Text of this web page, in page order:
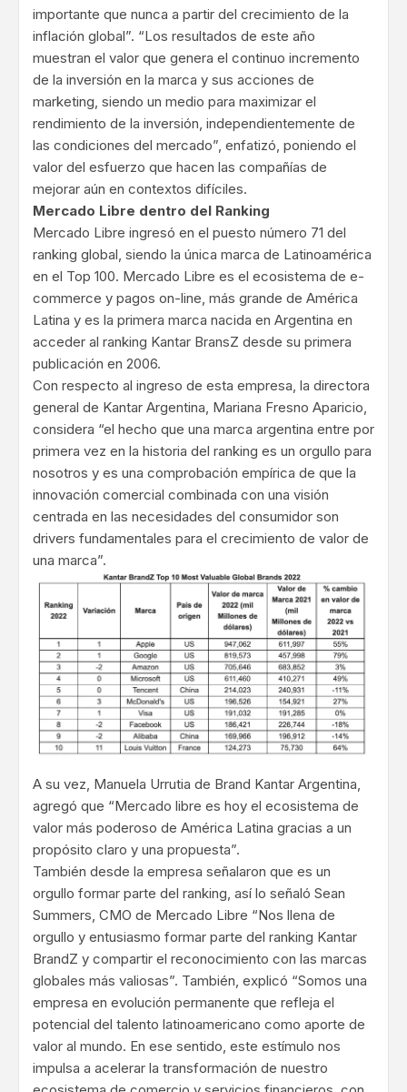
importante que nunca a partir del crecimiento de la
inflación global”. “Los resultados de este año
muestran el valor que genera el continuo incremento
de la inversión en la marca y sus acciones de
marketing, siendo un medio para maximizar el
rendimiento de la inversión, independientemente de
las condiciones del mercado”, enfatizó, poniendo el
valor del esfuerzo que hacen las compañías de
mejorar aún en contextos difíciles.
Mercado Libre dentro del Ranking
Mercado Libre ingresó en el puesto número 71 del
ranking global, siendo la única marca de Latinoamérica
en el Top 100. Mercado Libre es el ecosistema de e-
commerce y pagos on-line, más grande de América
Latina y es la primera marca nacida en Argentina en
acceder al ranking Kantar BransZ desde su primera
publicación en 2006.
Con respecto al ingreso de esta empresa, la directora
general de Kantar Argentina, Mariana Fresno Aparicio,
considera “el hecho que una marca argentina entre por
primera vez en la historia del ranking es un orgullo para
nosotros y es una comprobación empírica de que la
innovación comercial combinada con una visión
centrada en las necesidades del consumidor son
drivers fundamentales para el crecimiento de valor de
una marca”.
A su vez, Manuela Urrutia de Brand Kantar Argentina,
agregó que “Mercado libre es hoy el ecosistema de
valor más poderoso de América Latina gracias a un
propósito claro y una propuesta”.
También desde la empresa señalaron que es un
orgullo formar parte del ranking, así lo señaló Sean
Summers, CMO de Mercado Libre “Nos llena de
orgullo y entusiasmo formar parte del ranking Kantar
BrandZ y compartir el reconocimiento con las marcas
globales más valiosas”. También, explicó “Somos una
empresa en evolución permanente que refleja el
potencial del talento latinoamericano como aporte de
valor al mundo. En ese sentido, este estímulo nos
impulsa a acelerar la transformación de nuestro